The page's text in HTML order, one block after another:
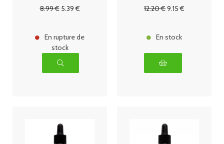
8.99€ 5.39€
En rupture de
stock
12.20€9.15 €
En stock